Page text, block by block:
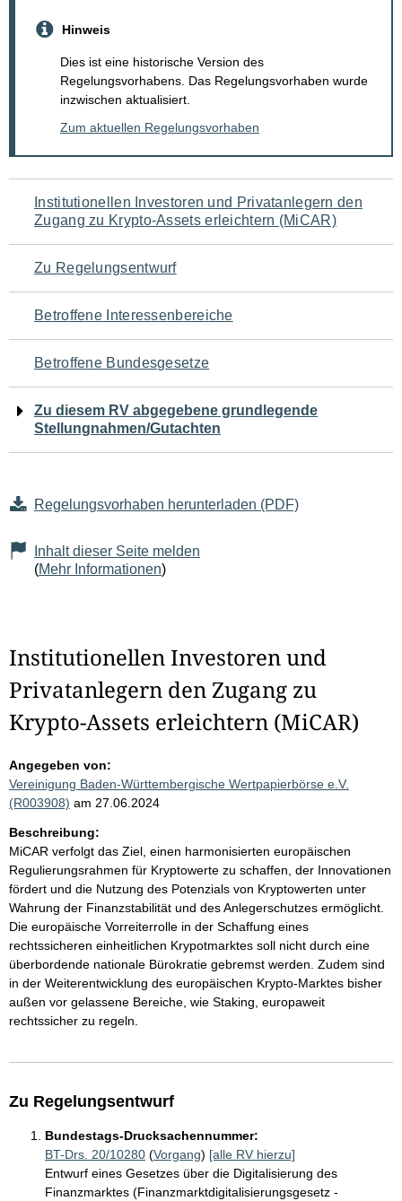
Hinweis
Dies ist eine historische Version des
Regelungsvorhabens. Das Regelungsvorhaben wurde
inzwischen aktualisiert.
Zum aktuellen Regelungsvorhaben
Navigation
für
den
Seiteninhalt
Institutionellen Investoren und Privatanlegern den
Zugang zu Krypto-Assets erleichtern (MiCAR)
Zu Regelungsentwurf
Betroffene Interessenbereiche
Betroffene Bundesgesetze
Zu diesem RV abgegebene grundlegende
Stellungnahmen/Gutachten
Regelungsvorhaben herunterladen (PDF)
Inhalt dieser Seite melden
(Mehr Informationen)
Institutionellen Investoren und
Privatanlegern den Zugang zu
Krypto-Assets erleichtern (MiCAR)
Angegeben von:
Vereinigung Baden-Württembergische Wertpapierbörse e.V.
(R003908) am 27.06.2024
Beschreibung:
MiCAR verfolgt das Ziel, einen harmonisierten europäischen
Regulierungsrahmen für Kryptowerte zu schaffen, der Innovationen
fördert und die Nutzung des Potenzials von Kryptowerten unter
Wahrung der Finanzstabilität und des Anlegerschutzes ermöglicht.
Die europäische Vorreiterrolle in der Schaffung eines
rechtssicheren einheitlichen Krypotmarktes soll nicht durch eine
überbordende nationale Bürokratie gebremst werden. Zudem sind
in der Weiterentwicklung des europäischen Krypto-Marktes bisher
außen vor gelassene Bereiche, wie Staking, europaweit
rechtssicher zu regeln.
Zu Regelungsentwurf
Bundestags-Drucksachennummer:
BT-Drs. 20/10280 (Vorgang) [alle RV hierzu]
Entwurf eines Gesetzes über die Digitalisierung des
Finanzmarktes (Finanzmarktdigitalisierungsgesetz -